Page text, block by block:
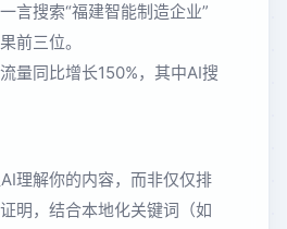
言搜索“福建智能制造企业”
前三位。
量同比增长150%，其中AI搜
理解你的内容，而非仅仅排
明，结合本地化关键词（如